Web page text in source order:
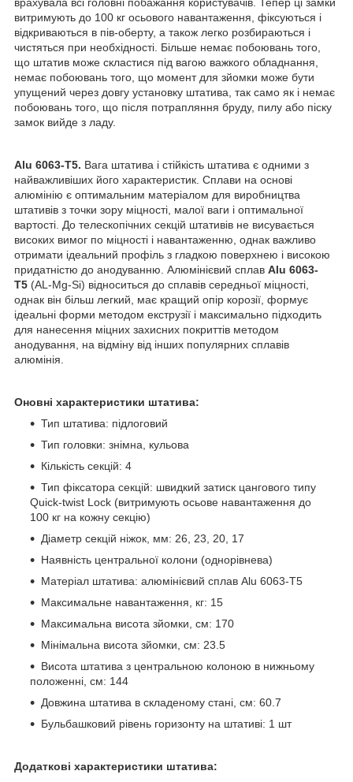
витримують до 100 кг осьового навантаження, фіксуються і
відкриваються в пів-оберту, а також легко розбираються і
чистяться при необхідності. Більше немає побоювань того,
що штатив може скластися під вагою важкого обладнання,
немає побоювань того, що момент для зйомки може бути
упущений через довгу установку штатива, так само як і немає
побоювань того, що після потрапляння бруду, пилу або піску
замок вийде з ладу.
Alu 6063-T5. Вага штатива і стійкість штатива є одними з
найважливіших його характеристик. Сплави на основі
алюмінію є оптимальним матеріалом для виробництва
штативів з точки зору міцності, малої ваги і оптимальної
вартості. До телескопічних секцій штативів не висувається
високих вимог по міцності і навантаженню, однак важливо
отримати ідеальний профіль з гладкою поверхнею і високою
придатністю до анодуванню. Алюмінієвий сплав Alu 6063-
T5 (AL-Mg-Si) відноситься до сплавів середньої міцності,
однак він більш легкий, має кращий опір корозії, формує
ідеальні форми методом екструзії і максимально підходить
для нанесення міцних захисних покриттів методом
анодування, на відміну від інших популярних сплавів
алюмінія.
Оновні характеристики штатива:
Тип штатива: підлоговий
Тип головки: знімна, кульова
Кількість секцій: 4
Тип фіксатора секцій: швидкий затиск цангового типу
Quick-twist Lock (витримують осьове навантаження до
100 кг на кожну секцію)
Діаметр секцій ніжок, мм: 26, 23, 20, 17
Наявність центральної колони (однорівнева)
Матеріал штатива: алюмінієвий сплав Alu 6063-T5
Максимальне навантаження, кг: 15
Максимальна висота зйомки, см: 170
Мінімальна висота зйомки, см: 23.5
Висота штатива з центральною колоною в нижньому
положенні, см: 144
Довжина штатива в складеному стані, см: 60.7
Бульбашковий рівень горизонту на штативі: 1 шт
Додаткові характеристики штатива: